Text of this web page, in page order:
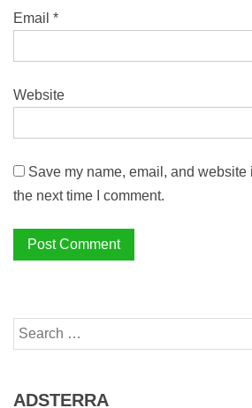
Email *
Website
Save my name, email, and website
the next time I comment.
Search
for:
ADSTERRA